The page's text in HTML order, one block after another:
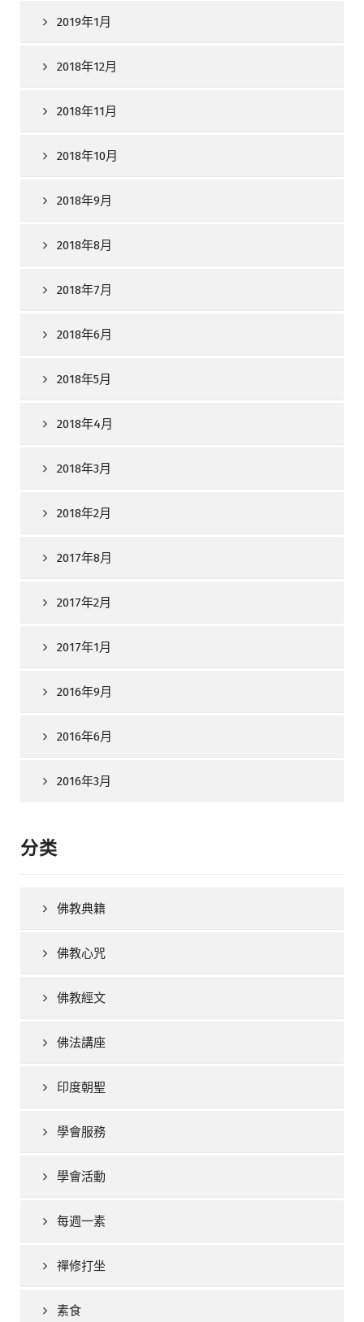
2019年1月
2018年12月
2018年11月
2018年10月
2018年9月
2018年8月
2018年7月
2018年6月
2018年5月
2018年4月
2018年3月
2018年2月
2017年8月
2017年2月
2017年1月
2016年9月
2016年6月
2016年3月
分类
佛教典籍
佛教心咒
佛教經文
佛法講座
印度朝聖
學會服務
學會活動
每週一素
禪修打坐
素食